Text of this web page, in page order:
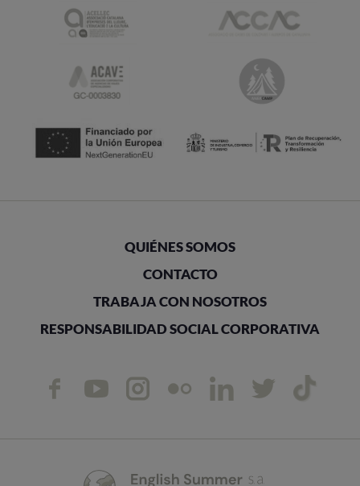
QUIÉNES SOMOS
CONTACTO
TRABAJA CON NOSOTROS
RESPONSABILIDAD SOCIAL CORPORATIVA